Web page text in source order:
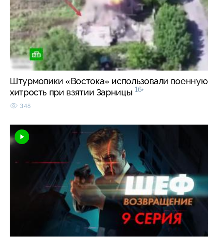
Штурмовики «Востока» использовали военную
хитрость при взятии Зарницы 16+
348